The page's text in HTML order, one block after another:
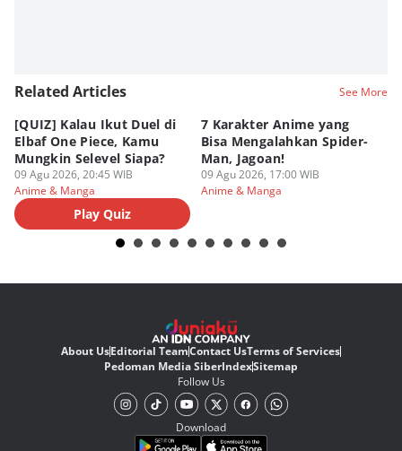
Related Articles See More
[QUIZ] Kalau Ikut Duel di
Elbaf One Piece, Kamu
Mungkin Selevel Siapa?
09 Agu 2026, 20:45 WIB
Anime & Manga
Play Quiz
7 Karakter Anime yang
Bisa Mengalahkan Spider-
Man, Jagoan!
09 Agu 2026, 17:00 WIB
Anime & Manga
About UsEditorial TeamContact UsTerms of Services
Pedoman Media SiberIndexSitemap
Follow Us
Download